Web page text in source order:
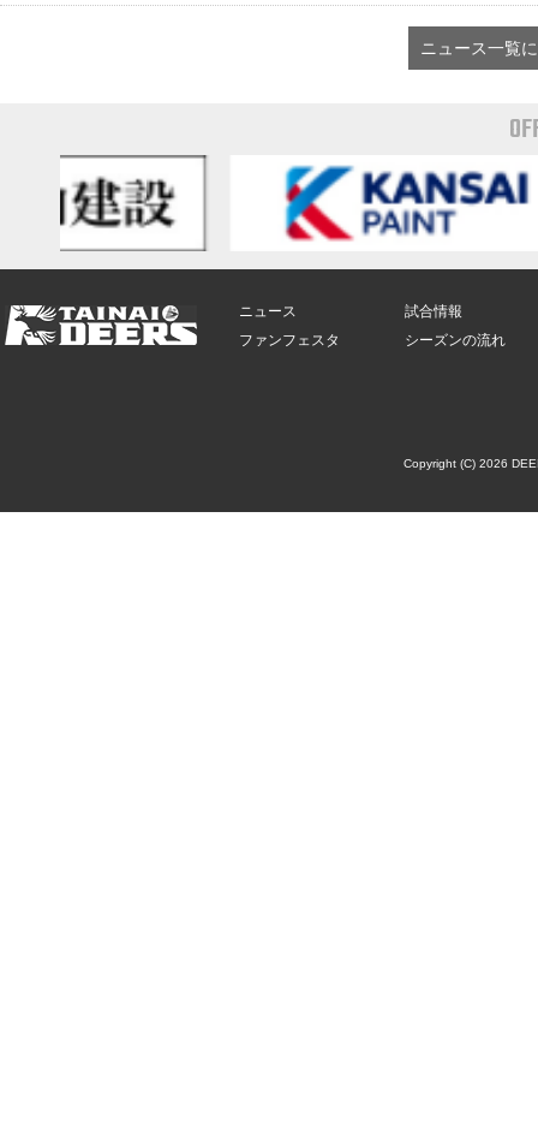
ニュース一覧
ニュース
ファンフェスタ
試合情報
シーズンの流れ
Copyright (C) 2026